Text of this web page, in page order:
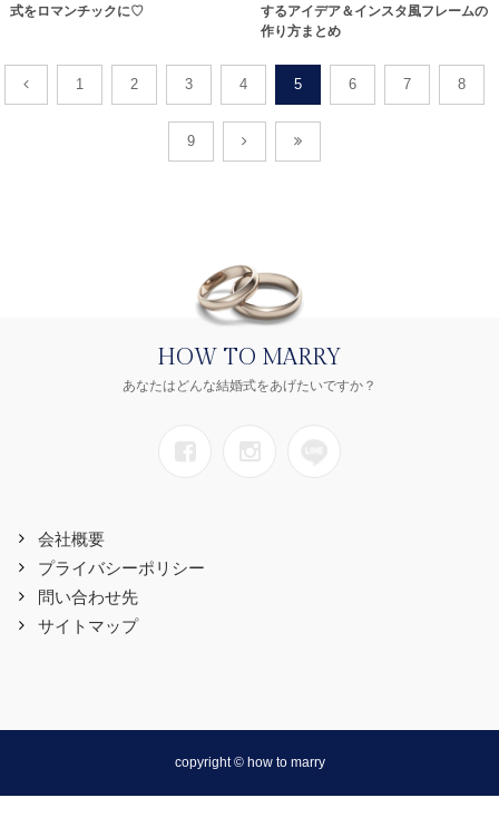
式をロマンチックに♡
するアイデア＆インスタ風フレームの
作り方まとめ
1 2 3 4 5 6 7 8
9
HOW TO MARRY
あなたはどんな結婚式をあげたいですか？
会社概要
プライバシーポリシー
問い合わせ先
サイトマップ
copyright © how to marry